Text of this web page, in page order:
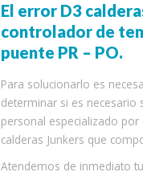
El error D3
controlador de
puente PR – PO.
Para solucionarlo es
determinar si es
personal especializado
calderas Junkers que
Atendemos de inmediato